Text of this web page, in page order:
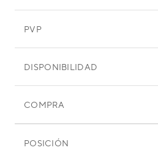
PVP
DISPONIBILIDAD
COMPRA
POSICIÓN